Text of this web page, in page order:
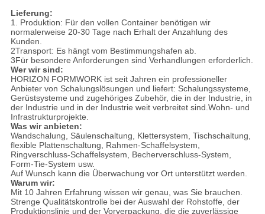
Lieferung:
1. Produktion: Für den vollen Container benötigen wir
normalerweise 20-30 Tage nach Erhalt der Anzahlung des
Kunden.
2Transport: Es hängt vom Bestimmungshafen ab.
3Für besondere Anforderungen sind Verhandlungen erforderlich.
Wer wir sind:
HORIZON FORMWORK ist seit Jahren ein professioneller
Anbieter von Schalungslösungen und liefert: Schalungssysteme,
Gerüstsysteme und zugehöriges Zubehör, die in der Industrie, in
der Industrie und in der Industrie weit verbreitet sind.Wohn- und
Infrastrukturprojekte.
Was wir anbieten:
Wandschalung, Säulenschaltung, Klettersystem, Tischschaltung,
flexible Plattenschaltung, Rahmen-Schaffelsystem,
Ringverschluss-Schaffelsystem, Becherverschluss-System,
Form-Tie-System usw.
Auf Wunsch kann die Überwachung vor Ort unterstützt werden.
Warum wir:
Mit 10 Jahren Erfahrung wissen wir genau, was Sie brauchen.
Strenge Qualitätskontrolle bei der Auswahl der Rohstoffe, der
Produktionslinie und der Vorverpackung, die die zuverlässige